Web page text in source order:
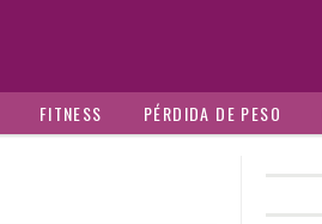
FITNESS PÉRDIDA DE PESO